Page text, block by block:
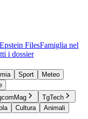
Epstein FilesFamiglia nel
i dossier
Sport
Meteo
TgTech
Cultura
Animali